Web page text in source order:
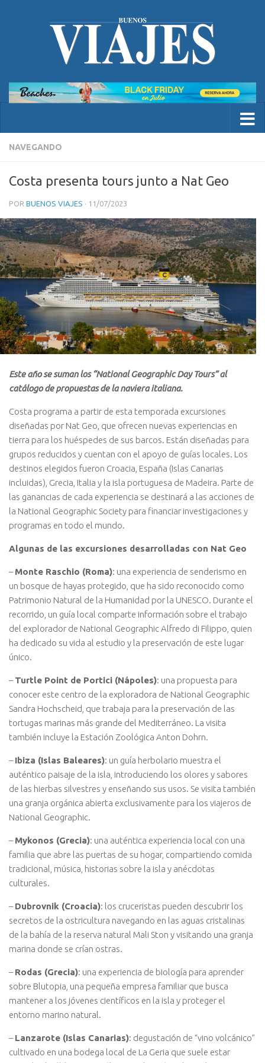
NAVEGANDO
Costa presenta tours junto a Nat Geo
POR BUENOS VIAJES · 11/07/2023
Este año se suman los “National Geographic Day Tours” al
catálogo de propuestas de la naviera italiana.
Costa programa a partir de esta temporada excursiones
diseñadas por Nat Geo, que ofrecen nuevas experiencias en
tierra para los huéspedes de sus barcos. Están diseñadas para
grupos reducidos y cuentan con el apoyo de guías locales. Los
destinos elegidos fueron Croacia, España (Islas Canarias
incluidas), Grecia, Italia y la isla portuguesa de Madeira. Parte de
las ganancias de cada experiencia se destinará a las acciones de
la National Geographic Society para financiar investigaciones y
programas en todo el mundo.
Algunas de las excursiones desarrolladas con Nat Geo
–Monte Raschio (Roma): una experiencia de senderismo en
un bosque de hayas protegido, que ha sido reconocido como
Patrimonio Natural de la Humanidad por la UNESCO. Durante el
recorrido, un guía local comparte información sobre el trabajo
del explorador de National Geographic Alfredo di Filippo, quien
ha dedicado su vida al estudio y la preservación de este lugar
único.
–Turtle Point de Portici (Nápoles): una propuesta para
conocer este centro de la exploradora de National Geographic
Sandra Hochscheid, que trabaja para la preservación de las
tortugas marinas más grande del Mediterráneo. La visita
también incluye la Estación Zoológica Anton Dohrn.
–Ibiza (Islas Baleares): un guía herbolario muestra el
auténtico paisaje de la isla, introduciendo los olores y sabores
de las hierbas silvestres y enseñando sus usos. Se visita también
una granja orgánica abierta exclusivamente para los viajeros de
National Geographic.
–Mykonos (Grecia): una auténtica experiencia local con una
familia que abre las puertas de su hogar, compartiendo comida
tradicional, música, historias sobre la isla y anécdotas
culturales.
–Dubrovnik (Croacia): los cruceristas pueden descubrir los
secretos de la ostricultura navegando en las aguas cristalinas
de la bahía de la reserva natural Mali Ston y visitando una granja
marina donde se crían ostras.
–Rodas (Grecia): una experiencia de biología para aprender
sobre Blutopia, una pequeña empresa familiar que busca
mantener a los jóvenes científicos en la isla y proteger el
entorno marino natural.
–Lanzarote (Islas Canarias): degustación de “vino volcánico”
cultivado en una bodega local de La Geria que suele estar